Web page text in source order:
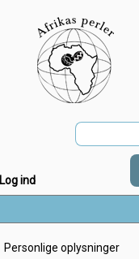
Log ind
Personlige oplysninger